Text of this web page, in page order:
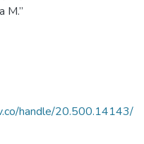
M.”
handle/20.500.14143/